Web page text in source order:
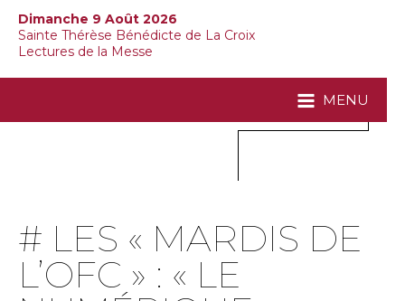
Dimanche 9 Août 2026
Sainte Thérèse Bénédicte de La Croix
Lectures de la Messe
MENU
# LES « MARDIS DE
L’OFC » : « LE